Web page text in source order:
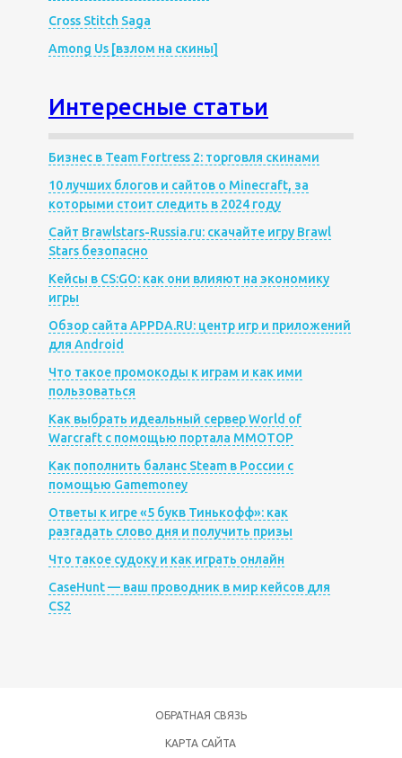
Cross Stitch Saga
Among Us [взлом на скины]
Интересные статьи
Бизнес в Team Fortress 2: торговля скинами
10 лучших блогов и сайтов о Minecraft, за
которыми стоит следить в 2024 году
Сайт Brawlstars-Russia.ru: скачайте игру Brawl
Stars безопасно
Кейсы в CS:GO: как они влияют на экономику
игры
Обзор сайта APPDA.RU: центр игр и приложений
для Android
Что такое промокоды к играм и как ими
пользоваться
Как выбрать идеальный сервер World of
Warcraft с помощью портала MMOTOP
Как пополнить баланс Steam в России с
помощью Gamemoney
Ответы к игре «5 букв Тинькофф»: как
разгадать слово дня и получить призы
Что такое судоку и как играть онлайн
CaseHunt — ваш проводник в мир кейсов для
CS2
ОБРАТНАЯ СВЯЗЬ
КАРТА САЙТА